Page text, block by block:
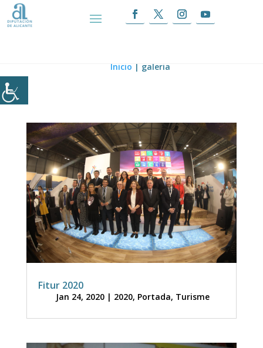
Inicio | galeria
Fitur 2020
Jan 24, 2020| 2020, Portada, Turisme